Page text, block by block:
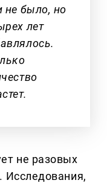
не было, но
лет
не разовых
Исследования,